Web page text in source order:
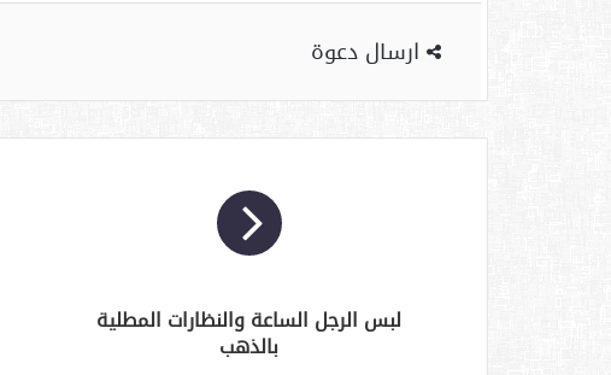
ارسال دعوة
لبس الرجل الساعة والنظارات المطلية
بالذهب